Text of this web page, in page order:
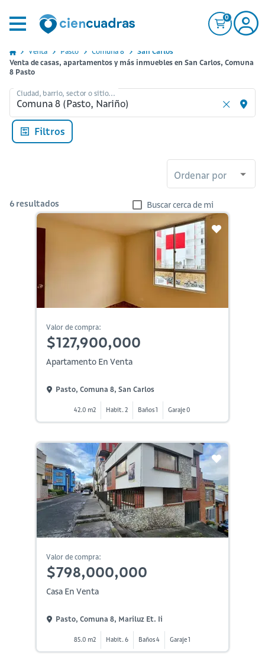
0
Venta Pasto Comuna 8
San Carlos
Venta de casas, apartamentos y más inmuebles en San Carlos, Comuna
8 Pasto
Ciudad, barrio, sector o sitio...
Filtros
Ordenar por
6 resultados Buscar cerca de mi
Valor de compra:
$127,900,000
Apartamento En Venta
Pasto, Comuna 8, San Carlos
42.0 m2 Habit. 2 Baños 1 Garaje 0
Valor de compra:
$798,000,000
Casa En Venta
Pasto, Comuna 8, Mariluz Et. Ii
85.0 m2 Habit. 6 Baños 4 Garaje 1